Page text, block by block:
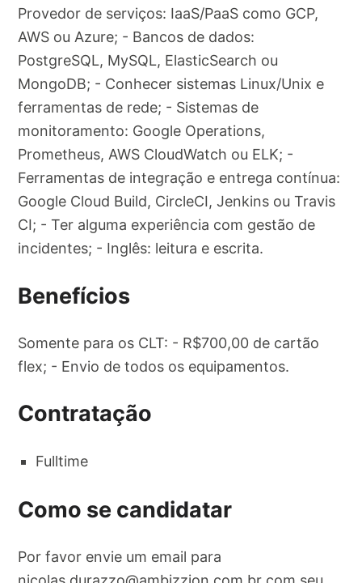
Provedor de serviços: IaaS/PaaS como GCP,
AWS ou Azure; - Bancos de dados:
PostgreSQL, MySQL, ElasticSearch ou
MongoDB; - Conhecer sistemas Linux/Unix e
ferramentas de rede; - Sistemas de
monitoramento: Google Operations,
Prometheus, AWS CloudWatch ou ELK; -
Ferramentas de integração e entrega contínua:
Google Cloud Build, CircleCI, Jenkins ou Travis
CI; - Ter alguma experiência com gestão de
incidentes; - Inglês: leitura e escrita.
Benefícios
Somente para os CLT: - R$700,00 de cartão
flex; - Envio de todos os equipamentos.
Contratação
Fulltime
Como se candidatar
Por favor envie um email para